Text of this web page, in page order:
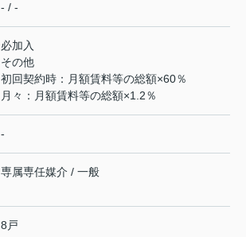
- / -
必加入
その他
初回契約時：月額賃料等の総額×60％
月々：月額賃料等の総額×1.2％
-
専属専任媒介 / 一般
8戸